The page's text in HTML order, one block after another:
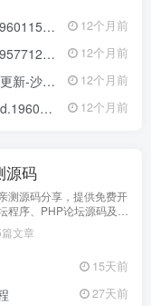
压即撸| 12个月前
解压即撸| 12个月前
压即撸| 12个月前
压即撸| 12个月前
源码
测源码分享，提供免费开
程序、PHP论坛源码及论
解决方案，所有源码均经
试可用，助力快速搭建稳
文章
15天前
27天前